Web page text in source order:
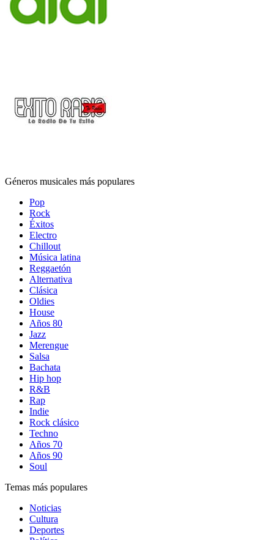
Géneros musicales más populares
Pop
Rock
Éxitos
Electro
Chillout
Música latina
Reggaetón
Alternativa
Clásica
Oldies
House
Años 80
Jazz
Merengue
Salsa
Bachata
Hip hop
R&B
Rap
Indie
Rock clásico
Techno
Años 70
Años 90
Soul
Temas más populares
Noticias
Cultura
Deportes